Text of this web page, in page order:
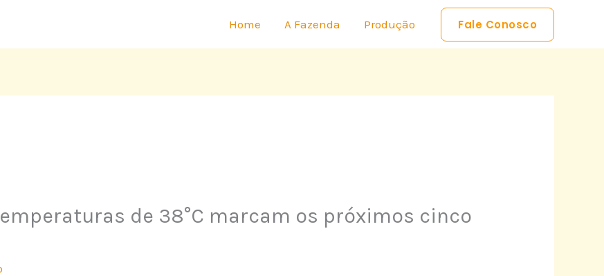
Home A Fazenda Produção Fale Conosco
de 38°C marcam os próximos cinco